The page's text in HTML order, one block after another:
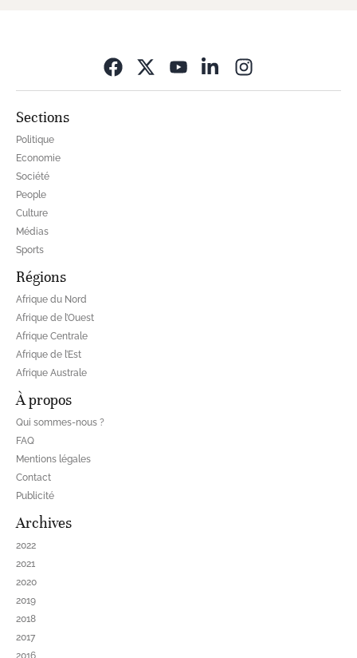
Sections
Politique
Economie
Société
People
Culture
Médias
Sports
Régions
Afrique du Nord
Afrique de l’Ouest
Afrique Centrale
Afrique de l’Est
Afrique Australe
À propos
Qui sommes-nous ?
FAQ
Mentions légales
Contact
Publicité
Archives
2022
2021
2020
2019
2018
2017
2016